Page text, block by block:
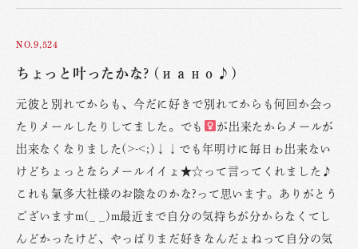
NO.9,524
ちょっと叶ったかな? (иано♪)
元彼と別れてからも、今だに好きで別れてからも何回か会っ
たりメールしたりしてました。でも
が出来たからメールが
出来なくなりました(>-<;)↓↓でも年明けに毎日ゎ出来ない
けどちょっとならメールイイょ★☆って言ってくれました♪
これも氣多大社様のお陰なのかな?って思います。ありがとう
ございますm(_ _)m最近まで自分の気持ちが分からなくてし
んどかったけど、やっぱりまだ好きなんだょねって自分の気